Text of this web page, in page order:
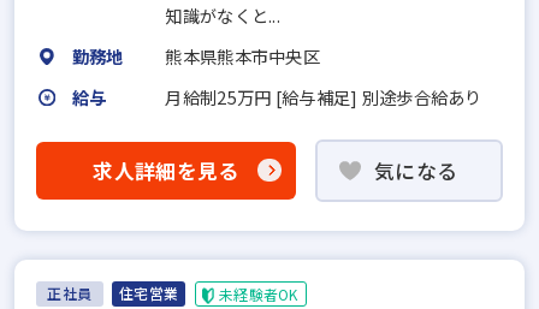
知識がなくと...
勤務地
熊本県熊本市中央区
給与
月給制25万円 [給与補足] 別途歩合給あり
求人詳細を見る 気になる
正社員 住宅営業 未経験者OK